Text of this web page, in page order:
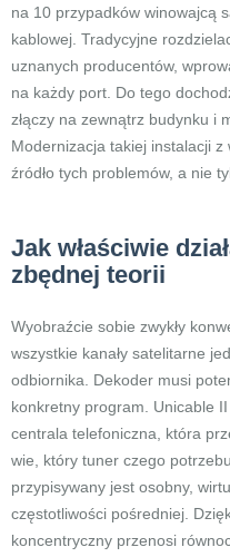
na 10 przypadków winowajcą
kablowej. Tradycyjne
uznanych producentów,
na każdy port. Do tego
złączy na zewnątrz budynku i
Modernizacja takiej instalacji
źródło tych problemów, a nie
Jak właściwie
zbędnej teorii
Wyobraźcie sobie zwykły
wszystkie kanały satelitarne
odbiornika. Dekoder musi
konkretny program. Unicable
centrala telefoniczna, która
wie, który tuner czego
przypisywany jest osobny,
częstotliwości pośredniej.
koncentryczny przenosi